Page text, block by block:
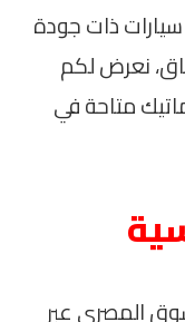
ذات جودة
نعرض لكم
متاحة في
المصري عبر